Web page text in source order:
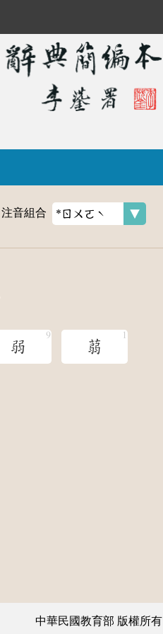
注音組合
弱 蒻
中華民國教育部 版權所有